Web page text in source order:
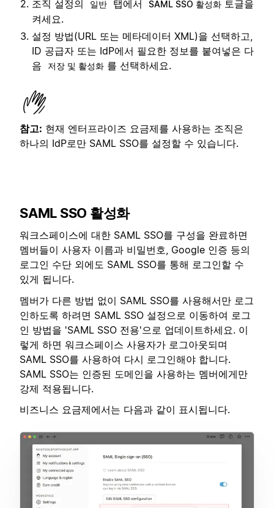
조직 설정의 일반 탭에서 SAML SSO 활성화 토글을
켜세요.
설정 방법(URL 또는 메타데이터 XML)을 선택하고,
ID 공급자 또는 IdP에서 필요한 정보를 붙여넣은 다
음
저장 및 활성화 를 선택하세요.
참고: 현재 엔터프라이즈 요금제를 사용하는 조직은
하나의 IdP로만 SAML SSO를 설정할 수 있습니다.
SAML SSO 활성화
워크스페이스에 대한 SAML SSO를 구성을 완료하면
멤버들이 사용자 이름과 비밀번호, Google 인증 등의
로그인 수단 외에도 SAML SSO를 통해 로그인할 수
있게 됩니다.
멤버가 다른 방법 없이 SAML SSO를 사용해서만 로그
인하도록 하려면 SAML SSO 설정으로 이동하여 로그
인 방법을 'SAML SSO 전용'으로 업데이트하세요. 이
렇게 하면 워크스페이스 사용자가 로그아웃되며
SAML SSO를 사용하여 다시 로그인해야 합니다.
SAML SSO는 인증된 도메인을 사용하는 멤버에게만
강제 적용됩니다.
비즈니스 요금제에서는 다음과 같이 표시됩니다.